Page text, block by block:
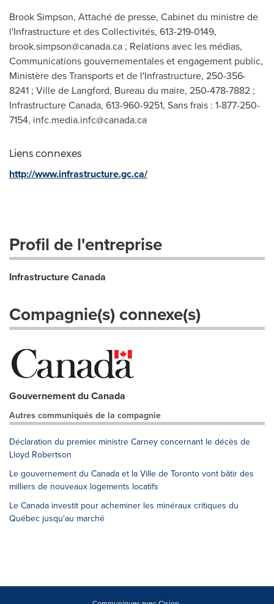
Brook Simpson, Attaché de presse, Cabinet du ministre de
l'Infrastructure et des Collectivités, 613-219-0149,
brook.simpson@canada.ca ; Relations avec les médias,
Communications gouvernementales et engagement public,
Ministère des Transports et de l'Infrastructure, 250-356-
8241 ; Ville de Langford, Bureau du maire, 250-478-7882 ;
Infrastructure Canada, 613-960-9251, Sans frais : 1-877-250-
7154, infc.media.infc@canada.ca
Liens connexes
http://www.infrastructure.gc.ca/
Profil de l'entreprise
Infrastructure Canada
Compagnie(s) connexe(s)
Gouvernement du Canada
Autres communiqués de la compagnie
Déclaration du premier ministre Carney concernant le décès de
Lloyd Robertson
Le gouvernement du Canada et la Ville de Toronto vont bâtir des
milliers de nouveaux logements locatifs
Le Canada investit pour acheminer les minéraux critiques du
Québec jusqu'au marché